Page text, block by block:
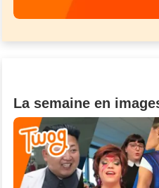
La semaine en